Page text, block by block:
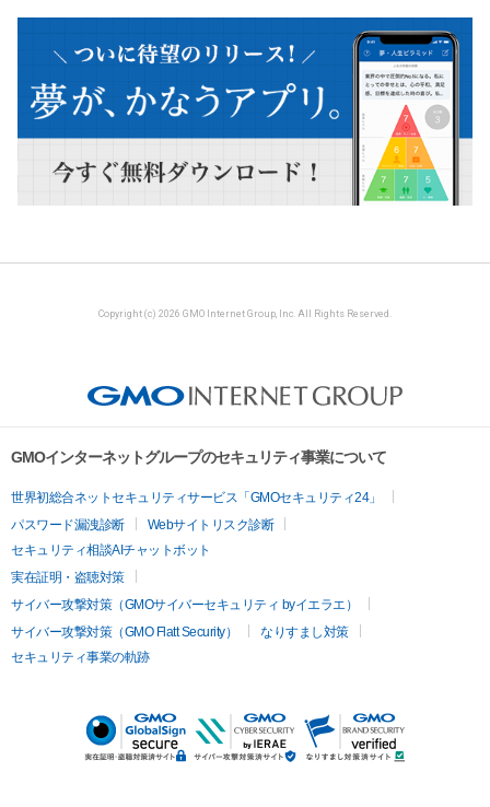
Copyright (c) 2026 GMO Internet Group, Inc. All Rights Reserved.
GMOインターネットグループのセキュリティ事業について
世界初総合ネットセキュリティサービス「GMOセキュリティ24」
パスワード漏洩診断
Webサイトリスク診断
セキュリティ相談AIチャットボット
実在証明・盗聴対策
サイバー攻撃対策（GMOサイバーセキュリティ byイエラエ）
サイバー攻撃対策（GMO Flatt Security）
なりすまし対策
セキュリティ事業の軌跡